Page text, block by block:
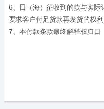
6、日（海）征收到的款与实际
要求客户付足货款再发货的权利
7、本付款条款最终解释权归日